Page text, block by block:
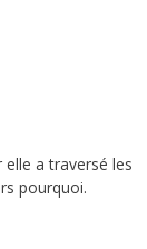
elle a traversé les
pourquoi.